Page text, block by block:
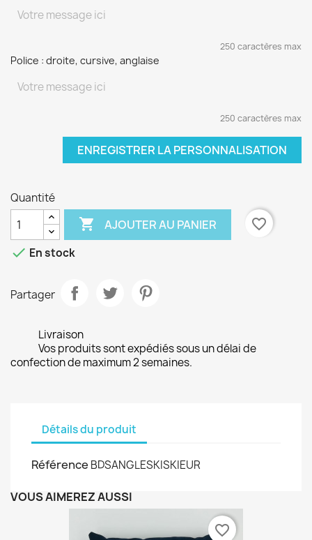
250 caractères max
Police : droite, cursive, anglaise
250 caractères max
ENREGISTRER LA PERSONNALISATION
Quantité
 AJOUTER AU PANIER
favorite_border
 En stock
Partager
Livraison
Vos produits sont expédiés sous un délai de
confection de maximum 2 semaines.
Détails du produit
Référence BDSANGLESKISKIEUR
VOUS AIMEREZ AUSSI
favorite_border